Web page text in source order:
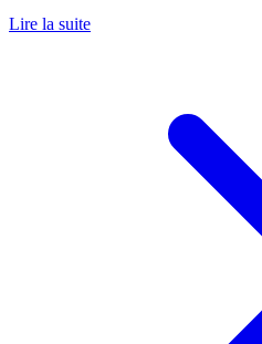
Lire la suite